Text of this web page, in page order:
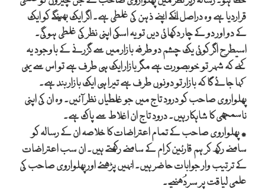
قراردیا ہے وہ دراصل انکے اپنے ذہن کی غلطی ہے۔ اگر ایک بھینگے کو ایک
کے دو اور دو کے چار دکھائی دیں تو یہ اسکی اپنی نظر کی غلطی ہوگی۔
اسیطرح اگر کوئی یک چشم دو طرفہ بازار میں سے گزرنے کے باوجود یہ
کہے کہ شہر تو خوبصورت ہے مگر بازار ایک ہی طرف ہے تو اس سے یہی
کہا جائے گا کہ بازار تو دونوں طرف ہے تیرا ہی ایک بازار بند ہے۔
پھلواروی صاحب کو درود تاج میں جو غلطیاں نظر آئیں۔ وہ ان کی اپنی
ناسمجھی کا شاہکار ہیں۔ درود تاج ان اغلاط سے پاک ہے۔
٭ پھلواروی صاحب کے تمام اعتراضات کا خلاصہ ان کے رسالہ کو
سامنے رکھ کر ہم قارئین کرام کے سامنے رکھتے ہیں۔ ان سب اعتراضات
کے ترتیب وار جوابات حاضر ہیں۔ انہیں پڑھئے اور پھلواروی صاحب کی
علمی لیاقت پر سردُھنیے۔